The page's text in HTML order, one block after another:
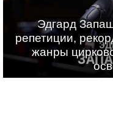
Эдгард
репетиции,
жанры